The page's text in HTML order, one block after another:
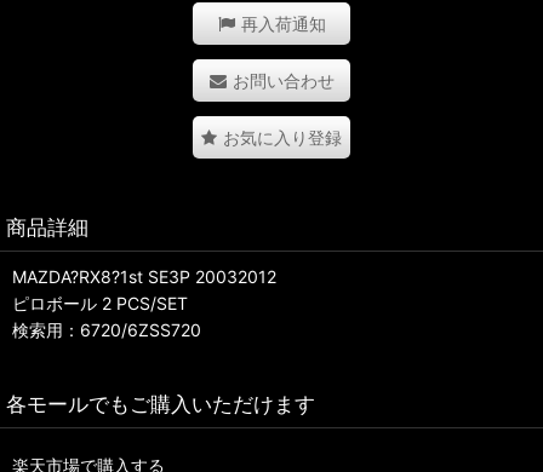
再入荷通知
お問い合わせ
お気に入り登録
商品詳細
MAZDA?RX8?1st SE3P 20032012
ピロボール 2 PCS/SET
検索用：6720/6ZSS720
各モールでもご購入いただけます
楽天市場で購入する